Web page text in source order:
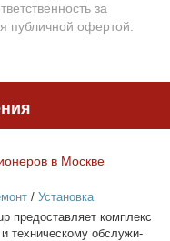
за
публичной офертой.
в Москве
/ Установка
предо­став­ля­ет ком­плекс
и тех­ни­че­ско­му об­слу­жи­